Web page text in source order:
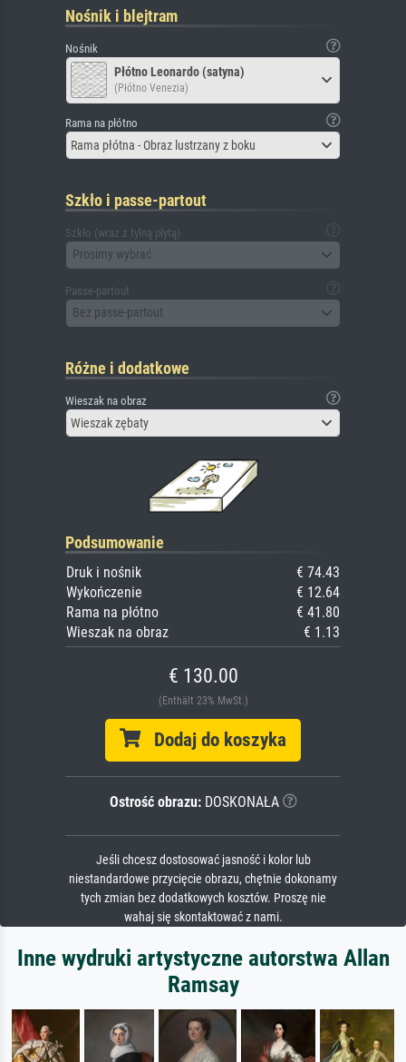
Nośnik i blejtram
Nośnik
Płótno Leonardo (satyna)
(Płótno Venezia)
Rama na płótno
Rama płótna - Obraz lustrzany z boku
Szkło i passe-partout
Szkło (wraz z tylną płytą)
Prosimy wybrać
Passe-partout
Bez passe-partout
Różne i dodatkowe
Wieszak na obraz
Wieszak zębaty
Podsumowanie
Druk i nośnik
€ 74.43
Wykończenie
€ 12.64
Rama na płótno
€ 41.80
Wieszak na obraz
€ 1.13
€ 130.00
(Enthält 23% MwSt.)
Dodaj do koszyka
Ostrość obrazu:DOSKONAŁA
Jeśli chcesz dostosować jasność i kolor lub
niestandardowe przycięcie obrazu, chętnie dokonamy
tych zmian bez dodatkowych kosztów. Proszę nie
wahaj się skontaktować z nami.
Inne wydruki artystyczne autorstwa Allan
Ramsay